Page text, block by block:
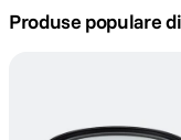
4. peak design
. lavaliera
Produse populare